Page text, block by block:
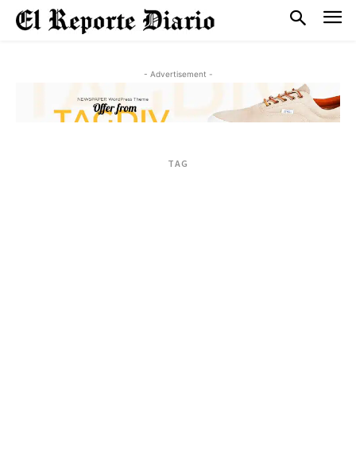
- Advertisement -
TAG